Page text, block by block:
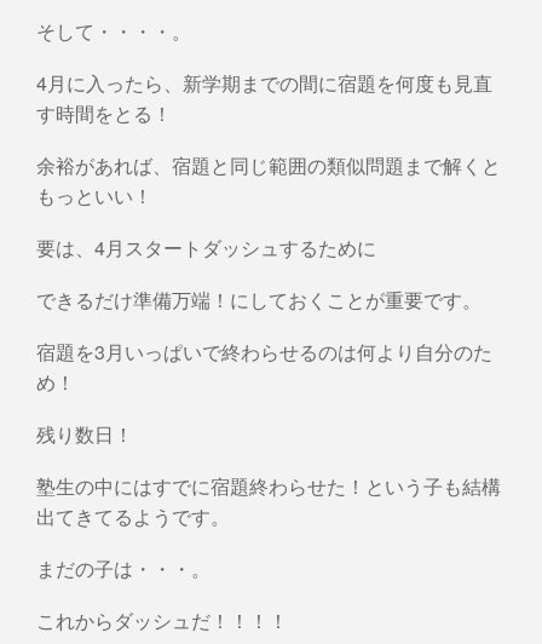
そして・・・・。
4月に入ったら、新学期までの間に宿題を何度も見直
す時間をとる！
余裕があれば、宿題と同じ範囲の類似問題まで解くと
もっといい！
要は、4月スタートダッシュするために
できるだけ準備万端！にしておくことが重要です。
宿題を3月いっぱいで終わらせるのは何より自分のた
め！
残り数日！
塾生の中にはすでに宿題終わらせた！という子も結構
出てきてるようです。
まだの子は・・・。
これからダッシュだ！！！！